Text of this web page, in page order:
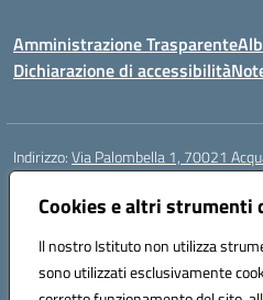
Cookies e altri strumenti
Il nostro Istituto non utilizza
sono utilizzati esclusivamente
Amministrazione Trasparente
Dichiarazione di accessibilità
Indirizzo:Via Palombella 1, 70021
Centralino:
Posta elettronica certificata (PEC):
Codice fiscale: 91121590722
Codice meccanografico:baic89400e
Codice Indice delle Pubbliche